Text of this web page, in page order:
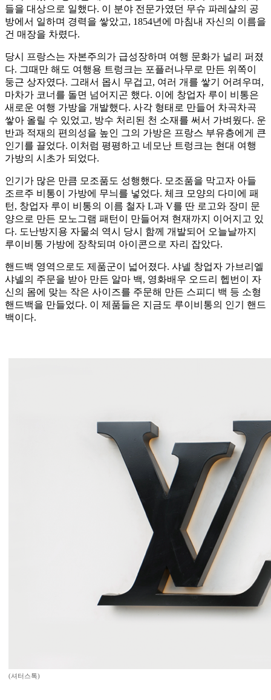
들을 대상으로 일했다. 이 분야 전문가였던 무슈 파레샬의 공
방에서 일하며 경력을 쌓았고, 1854년에 마침내 자신의 이름을
건 매장을 차렸다.
당시 프랑스는 자본주의가 급성장하며 여행 문화가 널리 퍼졌
다. 그때만 해도 여행용 트렁크는 포플러나무로 만든 위쪽이
둥근 상자였다. 그래서 몹시 무겁고, 여러 개를 쌓기 어려우며,
마차가 코너를 돌면 넘어지곤 했다. 이에 창업자 루이 비통은
새로운 여행 가방을 개발했다. 사각 형태로 만들어 차곡차곡
쌓아 올릴 수 있었고, 방수 처리된 천 소재를 써서 가벼웠다. 운
반과 적재의 편의성을 높인 그의 가방은 프랑스 부유층에게 큰
인기를 끌었다. 이처럼 평평하고 네모난 트렁크는 현대 여행
가방의 시초가 되었다.
인기가 많은 만큼 모조품도 성행했다. 모조품을 막고자 아들
조르주 비통이 가방에 무늬를 넣었다. 체크 모양의 다미에 패
턴, 창업자 루이 비통의 이름 철자 L과 V를 딴 로고와 장미 문
양으로 만든 모노그램 패턴이 만들어져 현재까지 이어지고 있
다. 도난방지용 자물쇠 역시 당시 함께 개발되어 오늘날까지
루이비통 가방에 장착되며 아이콘으로 자리 잡았다.
핸드백 영역으로도 제품군이 넓어졌다. 샤넬 창업자 가브리엘
샤넬의 주문을 받아 만든 알마 백, 영화배우 오드리 헵번이 자
신의 몸에 맞는 작은 사이즈를 주문해 만든 스피디 백 등 소형
핸드백을 만들었다. 이 제품들은 지금도 루이비통의 인기 핸드
백이다.
(셔터스톡)